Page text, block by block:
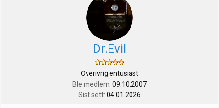
Dr.Evil
Overivrig entusiast
Ble medlem 09.10.2007
Sist sett 04.01.2026